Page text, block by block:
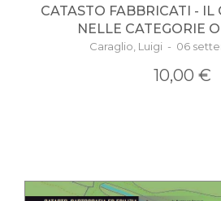
CATASTO FABBRICATI - IL
NELLE CATEGORIE
Caraglio, Luigi - 06
10,00 €